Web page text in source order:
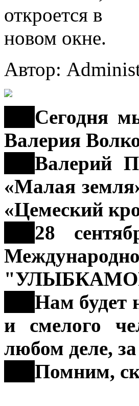
Автор:
Сегодня
Валерия
Валерий
«Малая
«Цемеский
28
Нам будет
и смелого
любом деле,
Помним,